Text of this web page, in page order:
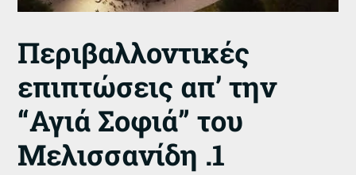
Περιβαλλοντικές
επιπτώσεις απ’ την
“Αγιά Σοφιά” του
Μελισσανίδη .1